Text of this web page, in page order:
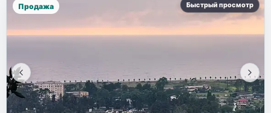
Продажа Быстрый просмотр